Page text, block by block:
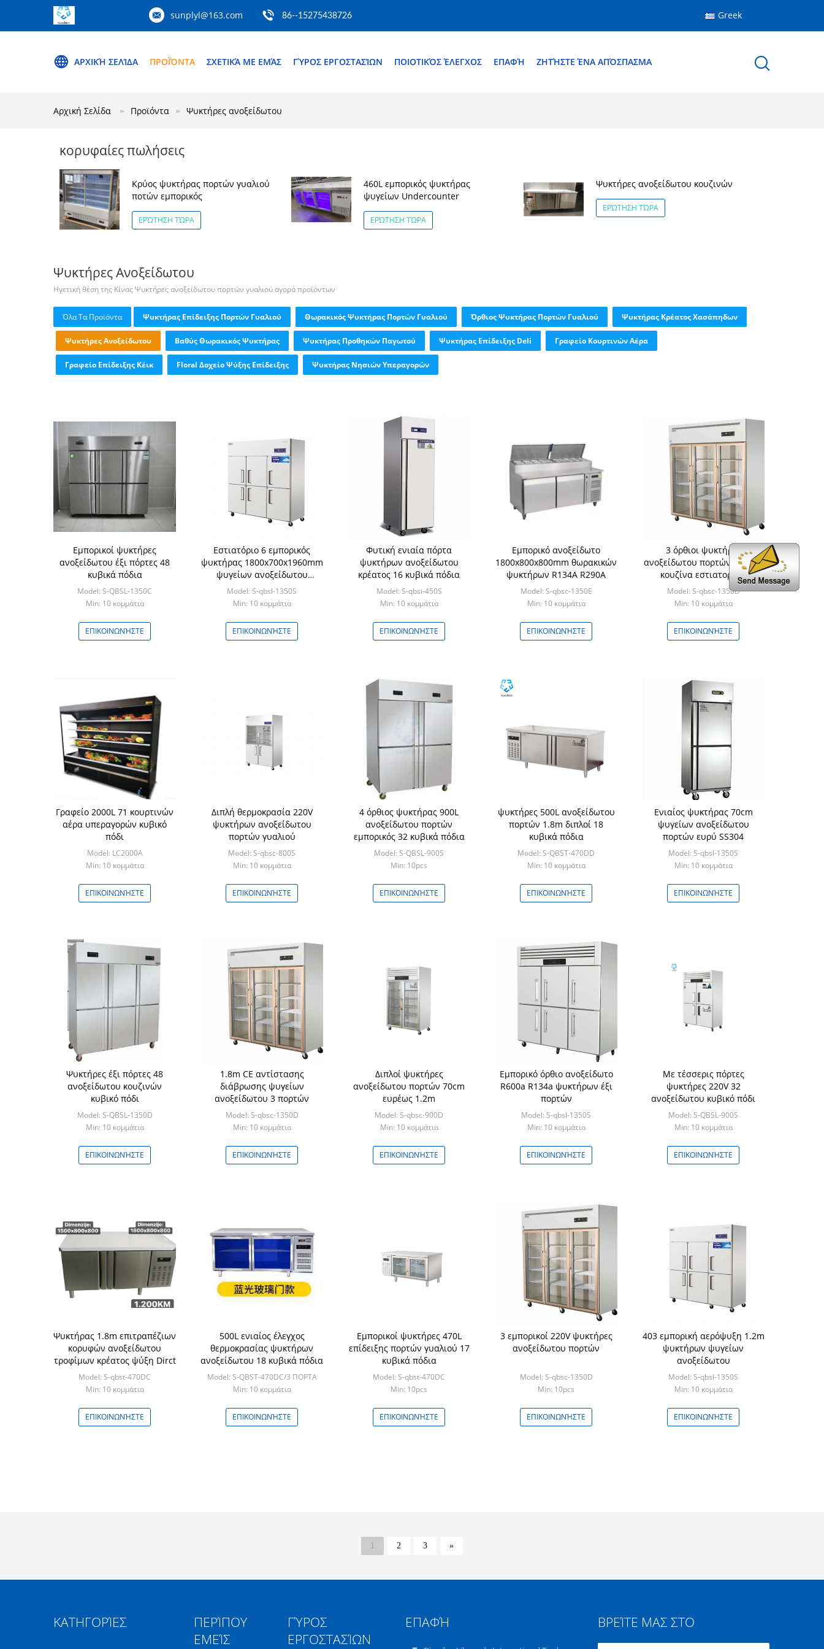
sunplyl@163.com 86--15275438726 Greek
ΑΡΧΙΚΉ ΣΕΛΊΔΑ ΠΡΟΪΌΝΤΑ ΣΧΕΤΙΚΆ ΜΕ ΕΜΆΣ ΓΎΡΟΣ ΕΡΓΟΣΤΑΣΊΩΝ ΠΟΙΟΤΙΚΌΣ ΈΛΕΓΧΟΣ ΕΠΑΦΉ ΖΗΤΉΣΤΕ ΈΝΑ ΑΠΌΣΠΑΣΜΑ
Αρχική Σελίδα Προϊόντα Ψυκτήρες ανοξείδωτου
κορυφαίες πωλήσεις
Κρύος ψυκτήρας πορτών γυαλιού
ποτών εμπορικός
ΕΡΏΤΗΣΗ ΤΏΡΑ
460L εμπορικός ψυκτήρας
ψυγείων Undercounter
ΕΡΏΤΗΣΗ ΤΏΡΑ
Ψυκτήρες ανοξείδωτου κουζινών
ΕΡΏΤΗΣΗ ΤΏΡΑ
Ψυκτήρες Ανοξείδωτου
Ηγετική θέση της Κίνας Ψυκτήρες ανοξείδωτου πορτών γυαλιού αγορά προϊόντων
Όλα Τα Προϊόντα Ψυκτήρας Επίδειξης Πορτών Γυαλιού Θωρακικός Ψυκτήρας Πορτών Γυαλιού Όρθιος Ψυκτήρας Πορτών Γυαλιού Ψυκτήρας Κρέατος Χασάπηδων
Ψυκτήρες Ανοξείδωτου Βαθύς Θωρακικός Ψυκτήρας Ψυκτήρας Προθηκών Παγωτού Ψυκτήρας Επίδειξης Deli Γραφείο Κουρτινών Αέρα
Γραφείο Επίδειξης Κέικ Floral Δοχείο Ψύξης Επίδειξης Ψυκτήρας Νησιών Υπεραγορών
Εμπορικοί ψυκτήρες
ανοξείδωτου έξι πόρτες 48
κυβικά πόδια
Model: S-QBSL-1350C
Min: 10 κομμάτια
ΕΠΙΚΟΙΝΩΝΉΣΤΕ
Εστιατόριο 6 εμπορικός
ψυκτήρας 1800x700x1960mm
ψυγείων ανοξείδωτου
πορτών
Model: S-qbsl-1350S
Min: 10 κομμάτια
ΕΠΙΚΟΙΝΩΝΉΣΤΕ
Φυτική ενιαία πόρτα
ψυκτήρων ανοξείδωτου
κρέατος 16 κυβικά πόδια
Model: S-qbsi-450S
Min: 10 κομμάτια
ΕΠΙΚΟΙΝΩΝΉΣΤΕ
Εμπορικό ανοξείδωτο
1800x800x800mm θωρακικών
ψυκτήρων R134A R290A
Model: S-qbsc-1350E
Min: 10 κομμάτια
ΕΠΙΚΟΙΝΩΝΉΣΤΕ
3 όρθιοι ψυκτήρες
ανοξείδωτου πορτών για την
κουζίνα εστιατορίων
Model: S-qbsc-1350D
Min: 10 κομμάτια
ΕΠΙΚΟΙΝΩΝΉΣΤΕ
Γραφείο 2000L 71 κουρτινών
αέρα υπεραγορών κυβικό
πόδι
Model: LC2000A
Min: 10 κομμάτια
ΕΠΙΚΟΙΝΩΝΉΣΤΕ
Διπλή θερμοκρασία 220V
ψυκτήρων ανοξείδωτου
πορτών γυαλιού
Model: S-qbsc-800S
Min: 10 κομμάτια
ΕΠΙΚΟΙΝΩΝΉΣΤΕ
4 όρθιος ψυκτήρας 900L
ανοξείδωτου πορτών
εμπορικός 32 κυβικά πόδια
Model: S-QBSL-900S
Min: 10pcs
ΕΠΙΚΟΙΝΩΝΉΣΤΕ
ψυκτήρες 500L ανοξείδωτου
πορτών 1.8m διπλοί 18
κυβικά πόδια
Model: S-QBST-470DD
Min: 10 κομμάτια
ΕΠΙΚΟΙΝΩΝΉΣΤΕ
Ενιαίος ψυκτήρας 70cm
ψυγείων ανοξείδωτου
πορτών ευρύ SS304
Model: S-qbsl-1350S
Min: 10 κομμάτια
ΕΠΙΚΟΙΝΩΝΉΣΤΕ
Ψυκτήρες έξι πόρτες 48
ανοξείδωτου κουζινών
κυβικό πόδι
Model: S-QBSL-1350D
Min: 10 κομμάτια
ΕΠΙΚΟΙΝΩΝΉΣΤΕ
1.8m CE αντίστασης
διάβρωσης ψυγείων
ανοξείδωτου 3 πορτών
Model: S-qbsc-1350D
Min: 10 κομμάτια
ΕΠΙΚΟΙΝΩΝΉΣΤΕ
Διπλοί ψυκτήρες
ανοξείδωτου πορτών 70cm
ευρέως 1.2m
Model: S-qbsc-900D
Min: 10 κομμάτια
ΕΠΙΚΟΙΝΩΝΉΣΤΕ
Εμπορικό όρθιο ανοξείδωτο
R600a R134a ψυκτήρων έξι
πορτών
Model: S-qbsl-1350S
Min: 10 κομμάτια
ΕΠΙΚΟΙΝΩΝΉΣΤΕ
Με τέσσερις πόρτες
ψυκτήρες 220V 32
ανοξείδωτου κυβικό πόδι
Model: S-QBSL-900S
Min: 10 κομμάτια
ΕΠΙΚΟΙΝΩΝΉΣΤΕ
Ψυκτήρας 1.8m επιτραπέζιων
κορυφών ανοξείδωτου
τροφίμων κρέατος ψύξη Dirct
Model: S-qbst-470DC
Min: 10 κομμάτια
ΕΠΙΚΟΙΝΩΝΉΣΤΕ
500L ενιαίος έλεγχος
θερμοκρασίας ψυκτήρων
ανοξείδωτου 18 κυβικά πόδια
Model: S-QBST-470DC/3 ΠΟΡΤΑ
Min: 10 κομμάτια
ΕΠΙΚΟΙΝΩΝΉΣΤΕ
Εμπορικοί ψυκτήρες 470L
επίδειξης πορτών γυαλιού 17
κυβικά πόδια
Model: S-qbst-470DC
Min: 10pcs
ΕΠΙΚΟΙΝΩΝΉΣΤΕ
3 εμπορικοί 220V ψυκτήρες
ανοξείδωτου πορτών
Model: S-qbsc-1350D
Min: 10pcs
ΕΠΙΚΟΙΝΩΝΉΣΤΕ
403 εμπορική αερόψυξη 1.2m
ψυκτήρων ψυγείων
ανοξείδωτου
Model: S-qbsl-1350S
Min: 10 κομμάτια
ΕΠΙΚΟΙΝΩΝΉΣΤΕ
1 2 3 »
ΚΑΤΗΓΟΡΊΕΣ
ΠΕΡΊΠΟΥ
ΕΜΕΊΣ
ΓΎΡΟΣ
ΕΡΓΟΣΤΑΣΊΩΝ
ΕΠΑΦΉ ΒΡΕΊΤΕ ΜΑΣ ΣΤΟ